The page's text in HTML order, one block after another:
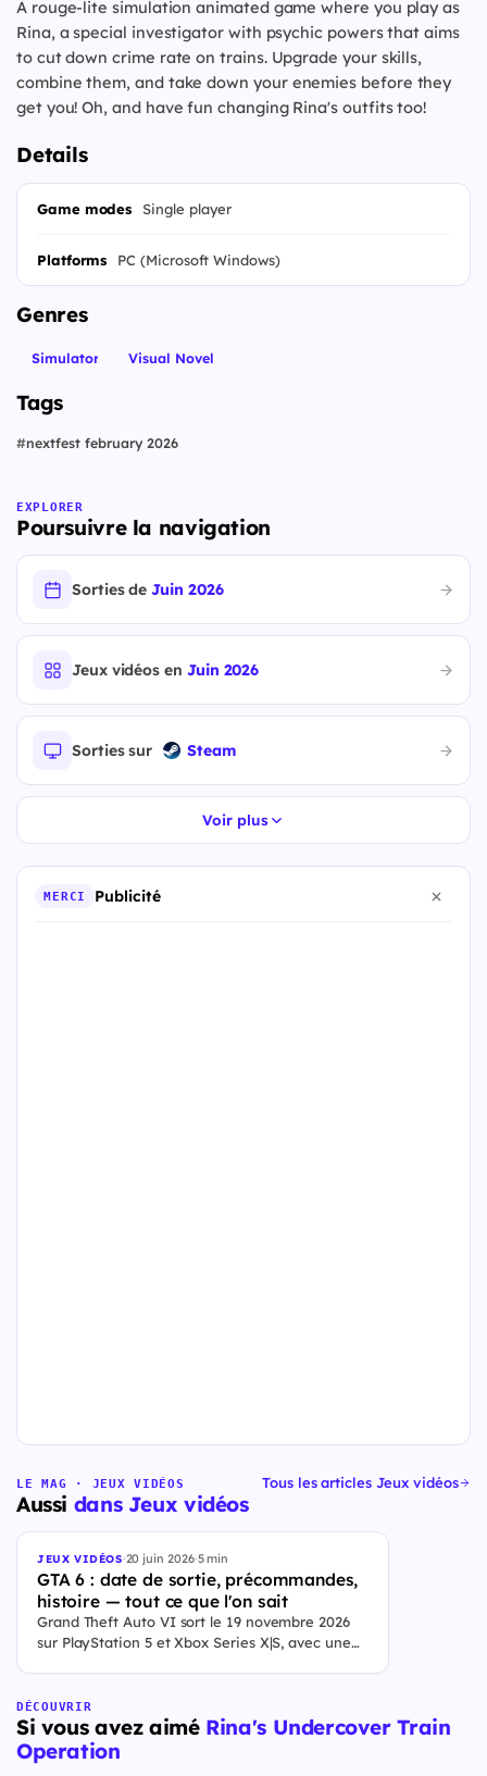
A rouge-lite simulation animated game where you play as
Rina, a special investigator with psychic powers that aims
to cut down crime rate on trains. Upgrade your skills,
combine them, and take down your enemies before they
get you! Oh, and have fun changing Rina's outfits too!
Details
Game modes Single player
Platforms PC (Microsoft Windows)
Genres
Simulator Visual Novel
Tags
#nextfest february 2026
EXPLORER
Poursuivre la navigation
Sorties deJuin 2026
Jeux vidéos en Juin 2026
Sorties sur Steam
Voir plus
MERCI Publicité
LE MAG · JEUX VIDÉOS
Aussi dans Jeux vidéos
Tous les articles Jeux vidéos
JEUX VIDÉOS·20 juin 2026·5 min
GTA 6 : date de sortie, précommandes,
histoire — tout ce que l'on sait
Grand Theft Auto VI sort le 19 novembre 2026
sur PlayStation 5 et Xbox Series X|S, avec une
Floride, et sa ville Vice City. Il met en scène
pour la première fois un duo de protagonistes
jouables, Jason et Lucia, cette dernière étant la
première héroïne jouable d'un GTA principal.
DÉCOUVRIR
Si vous avez aimé Rina's Undercover Train
Operation